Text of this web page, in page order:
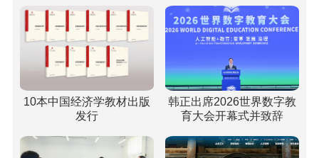
10本中国经济学教材出版
发行
韩正出席2026世界数字教
育大会开幕式并致辞